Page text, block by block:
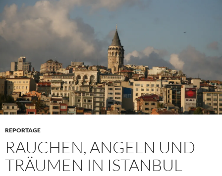
REPORTAGE
RAUCHEN, ANGELN UND
TRÄUMEN IN ISTANBUL